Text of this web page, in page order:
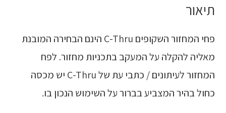
תיאור
פחי המחזור השקופים C-Thru הינם הבחירה המובנת
מאליה להקלה על המעקב בתכניות מחזור. לפח
המחזור לעיתונים / כתבי עת של C-Thru יש מכסה
כחול בהיר המצביע בברור על השימוש הנכון בו.